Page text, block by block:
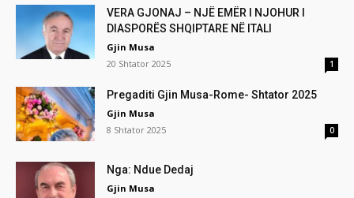
VERA GJONAJ – NJË EMËR I NJOHUR I
DIASPORËS SHQIPTARE NË ITALI
Gjin Musa
20 Shtator 2025
1
Pregaditi Gjin Musa-Rome- Shtator 2025
Gjin Musa
8 Shtator 2025
0
Nga: Ndue Dedaj
Gjin Musa